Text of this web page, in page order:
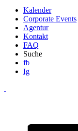
Kalender
Corporate Events
Agentur
Kontakt
FAQ
Suche
fb
Ig